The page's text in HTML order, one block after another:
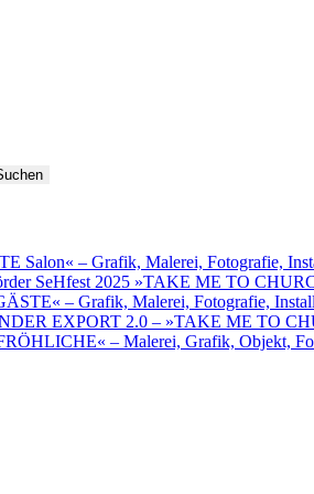
Salon« – Grafik, Malerei, Fotografie,
SeHfest 2025 »TAKE ME TO
– Grafik, Malerei, Fotografie,
EXPORT 2.0 – »TAKE ME TO
– Malerei, Grafik, Objekt,